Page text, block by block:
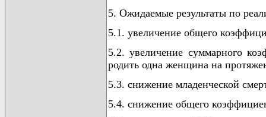
5. Ожидаемые результаты по
5.1. увеличение общего
5.2. увеличение суммарного
родить одна женщина на
5.3. снижение младенческой
5.4. снижение общего